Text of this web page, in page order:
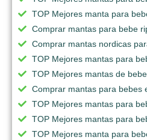
TOP Mejores manta para
Comprar mantas para bebe
Comprar mantas nordicas
TOP Mejores mantas para
TOP Mejores mantas de
Comprar mantas para bebes
TOP Mejores mantas para
TOP Mejores mantas para
TOP Mejores manta para